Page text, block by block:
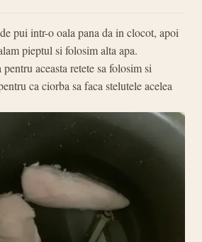
pui intr-o oala pana da in clocot, apoi
pieptul si folosim alta apa.
aceasta retete sa folosim si
ca ciorba sa faca stelutele acelea